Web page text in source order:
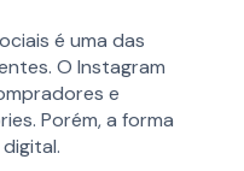
é uma das
O Instagram
e
Porém, a forma